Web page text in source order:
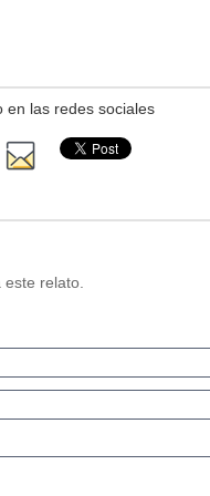
en las redes sociales
relato.